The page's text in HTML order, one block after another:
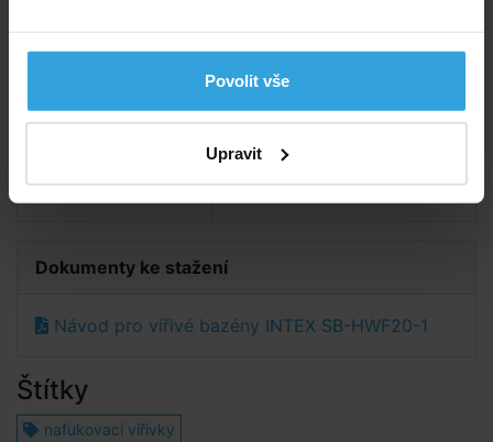
Povolit vše
Upravit
Dokumenty ke stažení
Návod pro vířivé bazény INTEX SB-HWF20-1
Štítky
nafukovací vířivky